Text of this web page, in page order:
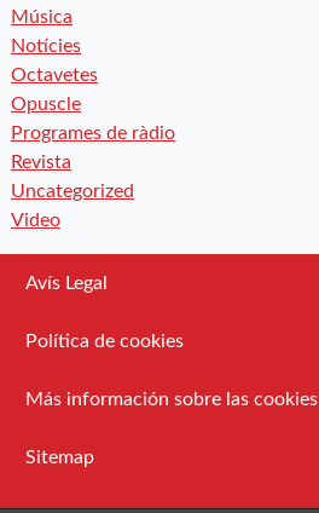
Música
Notícies
Octavetes
Opuscle
Programes de ràdio
Revista
Uncategorized
Video
Avís Legal
Política de cookies
Más información sobre las cookies
Sitemap